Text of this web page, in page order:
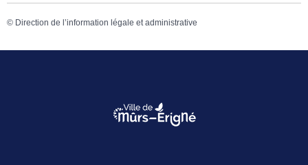
© Direction de l’information légale et administrative